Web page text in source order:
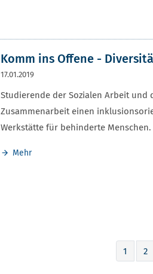
Komm ins Offene -
17.01.2019
Studierende der Sozialen Arbeit
Zusammenarbeit einen
Werkstätte für behinderte Menschen.
Mehr
1 2